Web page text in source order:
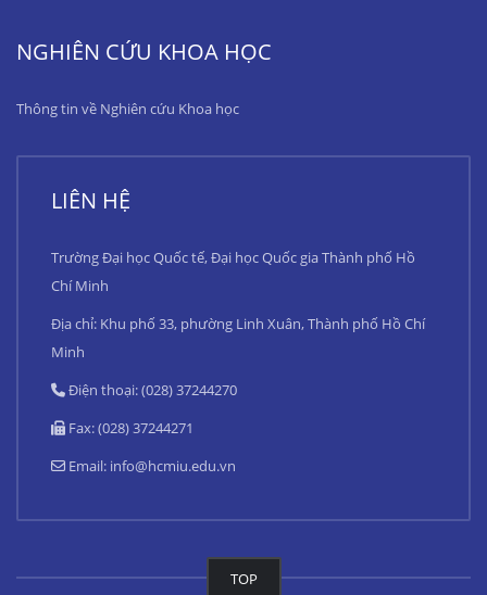
NGHIÊN CỨU KHOA HỌC
Thông tin về Nghiên cứu Khoa học
LIÊN HỆ
Trường Đại học Quốc tế, Đại học Quốc gia Thành phố Hồ
Chí Minh
Địa chỉ: Khu phố 33, phường Linh Xuân, Thành phố Hồ Chí
Minh
Điện thoại: (028) 37244270
Fax: (028) 37244271
Email: info@hcmiu.edu.vn
TOP